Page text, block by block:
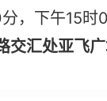
分，下午15时
交汇处亚飞